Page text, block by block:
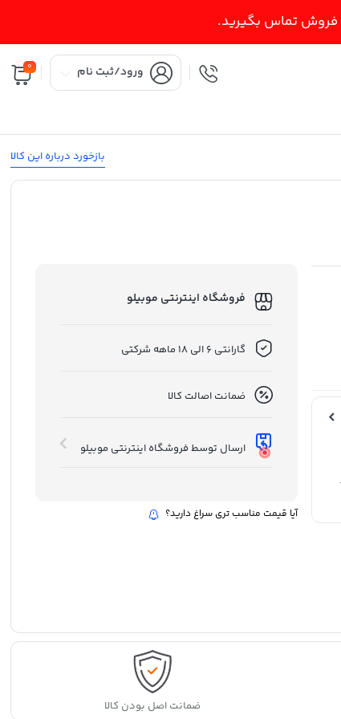
فروش تماس بگیرید.
ورود/ثبت نام 0
بازخورد درباره این کالا
فروشگاه اینترنتی موبیلو
گارانتی 6 الی 18 ماهه شرکتی
ضمانت اصالت کالا
ارسال توسط فروشگاه اینترنتی موبیلو
آیا قیمت مناسب تری سراغ دارید؟
ضمانت اصل بودن کالا